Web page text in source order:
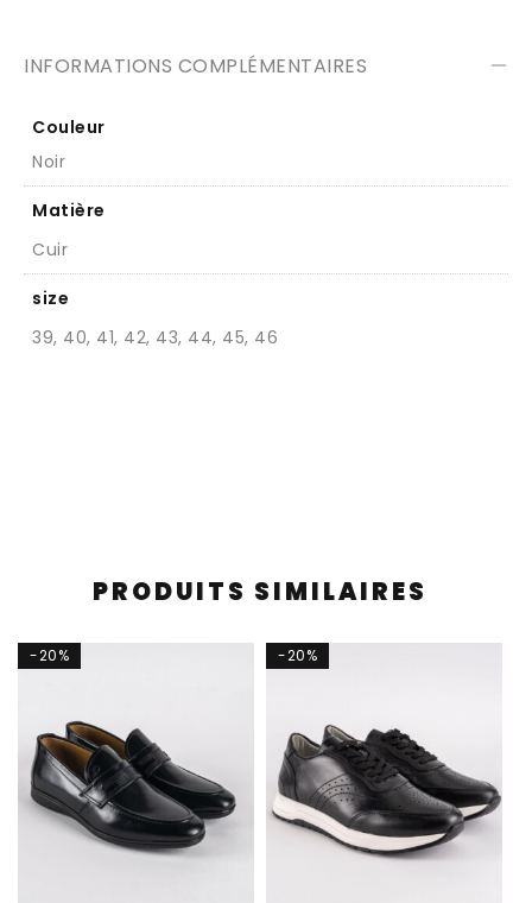
INFORMATIONS COMPLÉMENTAIRES
Couleur
Noir
Matière
Cuir
size
39, 40, 41, 42, 43, 44, 45, 46
PRODUITS SIMILAIRES
-20% -20%